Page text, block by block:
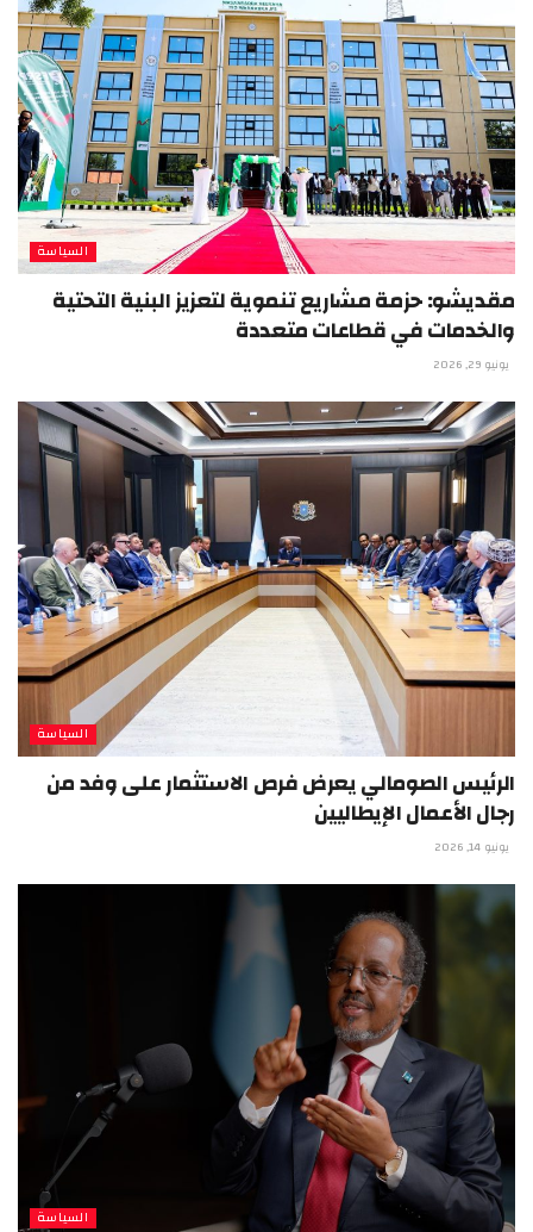
السياسة
مقديشو: حزمة مشاريع تنموية لتعزيز البنية التحتية
والخدمات في قطاعات متعددة
يونيو 29, 2026
السياسة
الرئيس الصومالي يعرض فرص الاستثمار على وفد من
رجال الأعمال الإيطاليين
يونيو 14, 2026
السياسة